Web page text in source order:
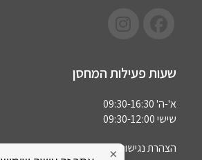
שעות פעילות המחסן
א'-ה' 09:30-16:30
שישי 09:30-12:00
הצהרת נגישות×